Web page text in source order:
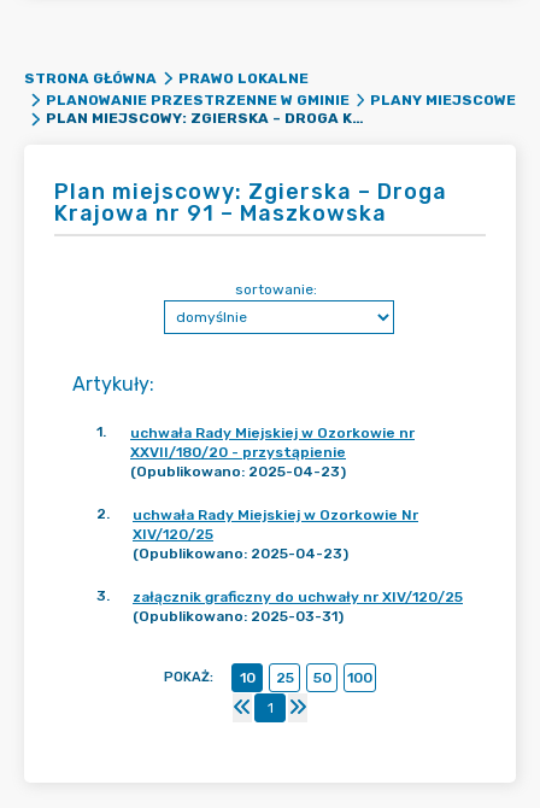
STRONA GŁÓWNA
PRAWO LOKALNE
PLANOWANIE PRZESTRZENNE W GMINIE
PLANY MIEJSCOWE
PLAN MIEJSCOWY: ZGIERSKA – DROGA KRAJOWA NR 91 – MASZKOWSKA
Plan miejscowy: Zgierska – Droga
Krajowa nr 91 – Maszkowska
Artykuły:
sortowanie:
1.
uchwała Rady Miejskiej w Ozorkowie nr
XXVII/180/20 - przystąpienie
(Opublikowano: 2025-04-23)
2.
uchwała Rady Miejskiej w Ozorkowie Nr
XIV/120/25
(Opublikowano: 2025-04-23)
3.
załącznik graficzny do uchwały nr XIV/120/25
(Opublikowano: 2025-03-31)
POKAŻ: 10 25 50
100
1